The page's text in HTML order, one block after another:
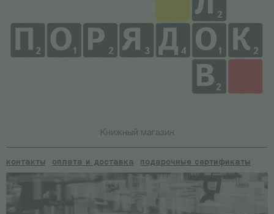
Книжный магазин
контакты оплата и доставка подарочные сертификаты